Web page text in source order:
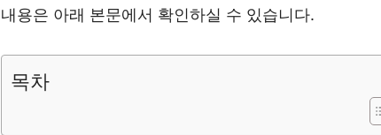
내용은 아래 본문에서 확인하실 수 있습니다.
목차